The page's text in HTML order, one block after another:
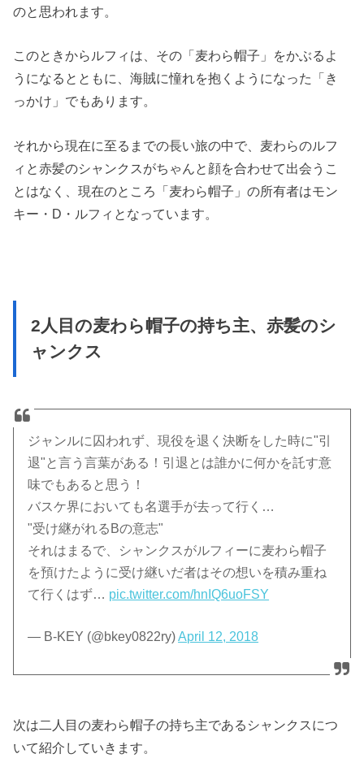
のと思われます。
このときからルフィは、その「麦わら帽子」をかぶるよ
うになるとともに、海賊に憧れを抱くようになった「き
っかけ」でもあります。
それから現在に至るまでの長い旅の中で、麦わらのルフ
ィと赤髪のシャンクスがちゃんと顔を合わせて出会うこ
とはなく、現在のところ「麦わら帽子」の所有者はモン
キー・D・ルフィとなっています。
2人目の麦わら帽子の持ち主、赤髪のシ
ャンクス
ジャンルに囚われず、現役を退く決断をした時に"引
退"と言う言葉がある！引退とは誰かに何かを託す意
味でもあると思う！
バスケ界においても名選手が去って行く…
"受け継がれるBの意志"
それはまるで、シャンクスがルフィーに麦わら帽子
を預けたように受け継いだ者はその想いを積み重ね
て行くはず… pic.twitter.com/hnIQ6uoFSY
— B-KEY (@bkey0822ry)April 12, 2018
次は二人目の麦わら帽子の持ち主であるシャンクスにつ
いて紹介していきます。